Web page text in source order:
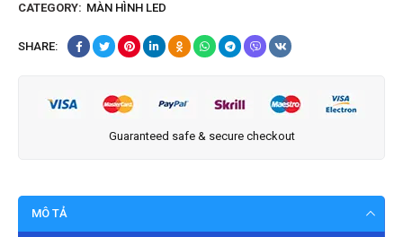
CATEGORY: MÀN HÌNH LED
SHARE:
Guaranteed safe & secure checkout
MÔ TẢ